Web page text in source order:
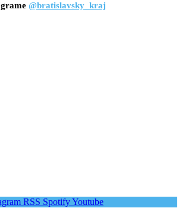
@bratislavsky_kraj
RSS SpotifyYoutube